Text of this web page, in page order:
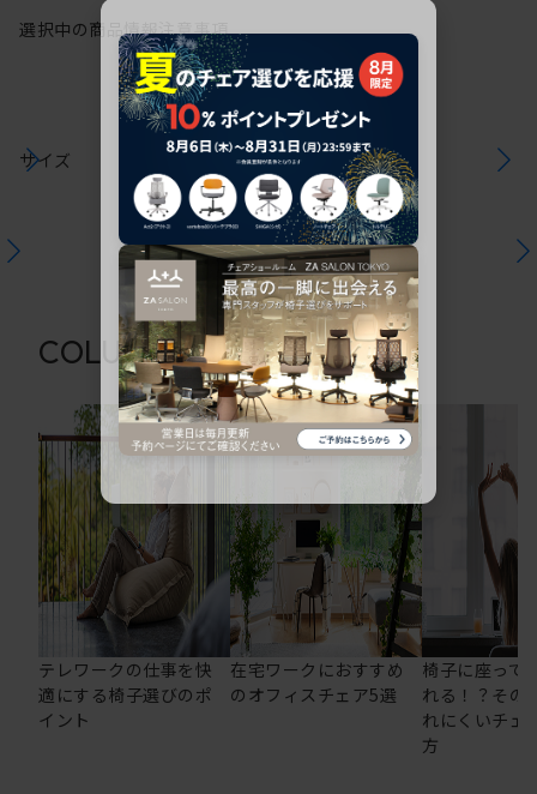
選択中の商品情報注意事項
サイズ
COLUMN関連コラム
テレワークの仕事を快
適にする椅子選びのポ
イント
在宅ワークにおすすめ
のオフィスチェア5選
椅子に座って
れる！？その
れにくいチェ
方